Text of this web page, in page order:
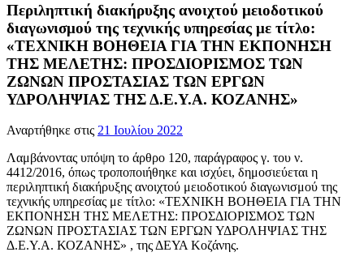
Περιληπτική διακήρυξης ανοιχτού μειοδοτικού
διαγωνισμού της τεχνικής υπηρεσίας με τίτλο:
«ΤΕΧΝΙΚΗ ΒΟΗΘΕΙΑ ΓΙΑ ΤΗΝ ΕΚΠΟΝΗΣΗ
ΤΗΣ ΜΕΛΕΤΗΣ: ΠΡΟΣΔΙΟΡΙΣΜΟΣ ΤΩΝ
ΖΩΝΩΝ ΠΡΟΣΤΑΣΙΑΣ ΤΩΝ ΕΡΓΩΝ
ΥΔΡΟΛΗΨΙΑΣ ΤΗΣ Δ.Ε.Υ.Α. ΚΟΖΑΝΗΣ»
Αναρτήθηκε στις 21 Ιουλίου 2022
Λαμβάνοντας υπόψη το άρθρο 120, παράγραφος γ. του ν.
4412/2016, όπως τροποποιήθηκε και ισχύει, δημοσιεύεται η
περιληπτική διακήρυξης ανοιχτού μειοδοτικού διαγωνισμού της
τεχνικής υπηρεσίας με τίτλο: «ΤΕΧΝΙΚΗ ΒΟΗΘΕΙΑ ΓΙΑ ΤΗΝ
ΕΚΠΟΝΗΣΗ ΤΗΣ ΜΕΛΕΤΗΣ: ΠΡΟΣΔΙΟΡΙΣΜΟΣ ΤΩΝ
ΖΩΝΩΝ ΠΡΟΣΤΑΣΙΑΣ ΤΩΝ ΕΡΓΩΝ ΥΔΡΟΛΗΨΙΑΣ ΤΗΣ
Δ.Ε.Υ.Α. ΚΟΖΑΝΗΣ» , της ΔΕΥΑ Κοζάνης.